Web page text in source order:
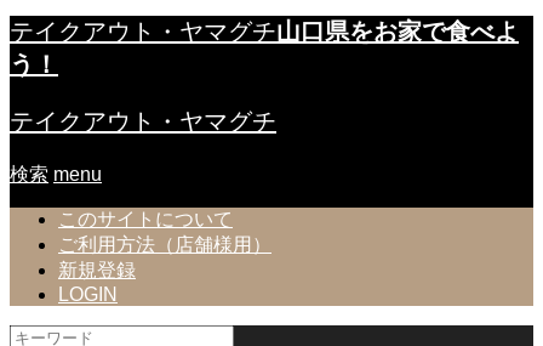
テイクアウト・ヤマグチ山口県をお家で食べよ
う！
テイクアウト・ヤマグチ
検索 menu
このサイトについて
ご利用方法（店舗様用）
新規登録
LOGIN